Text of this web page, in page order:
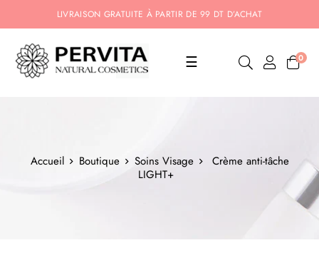
LIVRAISON GRATUITE À PARTIR DE 99 DT D’ACHAT
Basculer
☰ 0
Accueil Boutique Soins Visage
Crème anti-tâche
LIGHT+